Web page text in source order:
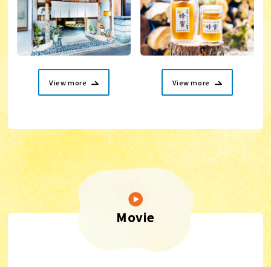
View more View more
Movie